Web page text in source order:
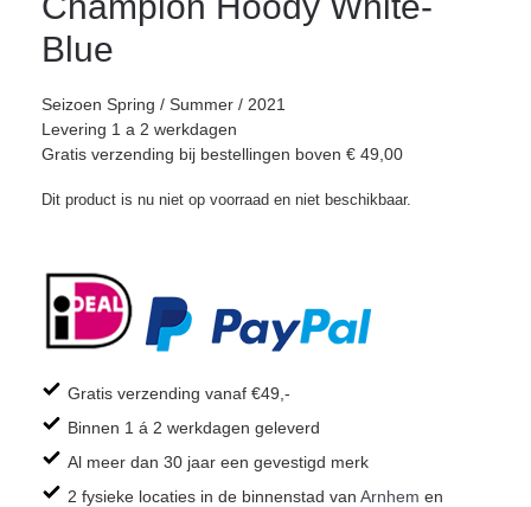
Blue
Seizoen Spring / Summer / 2021
Levering 1 a 2 werkdagen
Gratis verzending bij bestellingen boven € 49,00
Dit product is nu niet op voorraad en niet beschikbaar.
Gratis verzending vanaf €49,-
Binnen 1 á 2 werkdagen geleverd
Al meer dan 30 jaar een gevestigd merk
2 fysieke locaties in de binnenstad van Arnhem en